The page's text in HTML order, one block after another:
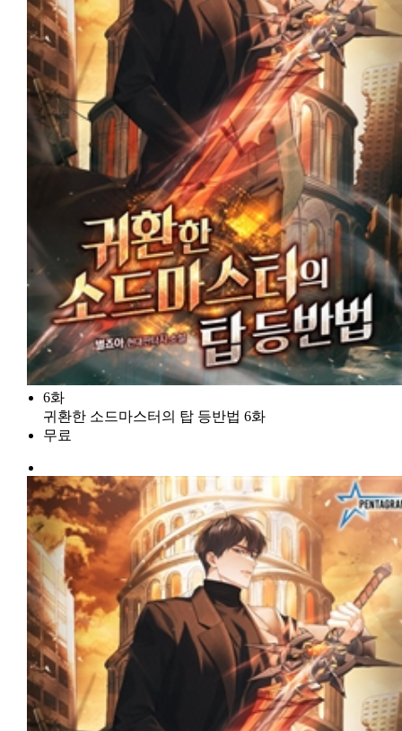
6화
귀환한 소드마스터의 탑 등반법 6화
무료